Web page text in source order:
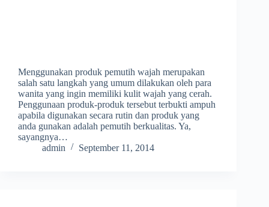
Menggunakan produk pemutih wajah merupakan
salah satu langkah yang umum dilakukan oleh para
wanita yang ingin memiliki kulit wajah yang cerah.
Penggunaan produk-produk tersebut terbukti ampuh
apabila digunakan secara rutin dan produk yang
anda gunakan adalah pemutih berkualitas. Ya,
sayangnya…
admin
September 11, 2014